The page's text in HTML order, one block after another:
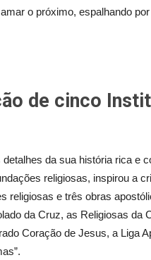
o próximo, espalhando
de cinco
da sua história rica e
religiosas, inspirou a
religiosas e três obras
da Cruz, as Religiosas da
Coração de Jesus, a Liga